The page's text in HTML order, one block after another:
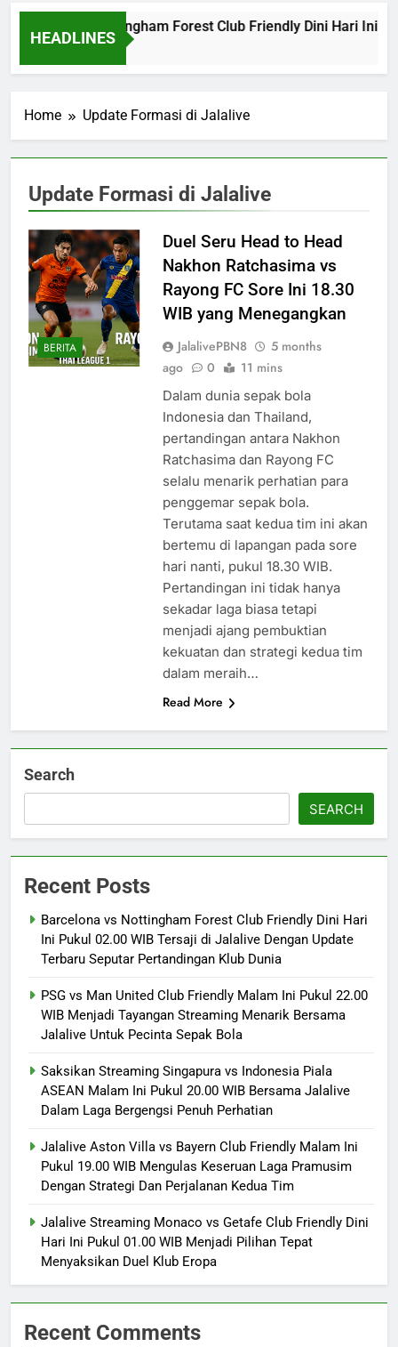
HEADLINES
Barcelona vs Nottingham Forest Club Friendly Dini Hari Ini
10 Hours Ago
Home Update Formasi di Jalalive
Update Formasi di Jalalive
BERITA
Duel Seru Head to Head
Nakhon Ratchasima vs
Rayong FC Sore Ini 18.30
WIB yang Menegangkan
JalalivePBN8
5 months
ago
0 11 mins
Dalam dunia sepak bola
Indonesia dan Thailand,
pertandingan antara Nakhon
Ratchasima dan Rayong FC
selalu menarik perhatian para
penggemar sepak bola.
Terutama saat kedua tim ini akan
bertemu di lapangan pada sore
hari nanti, pukul 18.30 WIB.
Pertandingan ini tidak hanya
sekadar laga biasa tetapi
menjadi ajang pembuktian
kekuatan dan strategi kedua tim
dalam meraih…
Read More
Search
SEARCH
Recent Posts
Barcelona vs Nottingham Forest Club Friendly Dini Hari
Ini Pukul 02.00 WIB Tersaji di Jalalive Dengan Update
Terbaru Seputar Pertandingan Klub Dunia
PSG vs Man United Club Friendly Malam Ini Pukul 22.00
WIB Menjadi Tayangan Streaming Menarik Bersama
Jalalive Untuk Pecinta Sepak Bola
Saksikan Streaming Singapura vs Indonesia Piala
ASEAN Malam Ini Pukul 20.00 WIB Bersama Jalalive
Dalam Laga Bergengsi Penuh Perhatian
Jalalive Aston Villa vs Bayern Club Friendly Malam Ini
Pukul 19.00 WIB Mengulas Keseruan Laga Pramusim
Dengan Strategi Dan Perjalanan Kedua Tim
Jalalive Streaming Monaco vs Getafe Club Friendly Dini
Hari Ini Pukul 01.00 WIB Menjadi Pilihan Tepat
Menyaksikan Duel Klub Eropa
Recent Comments